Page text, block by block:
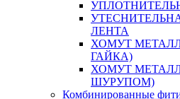
ЛЕНТА
ХОМУТ
ГАЙКА)
ХОМУТ
ШУРУПОМ)
Комбинированные